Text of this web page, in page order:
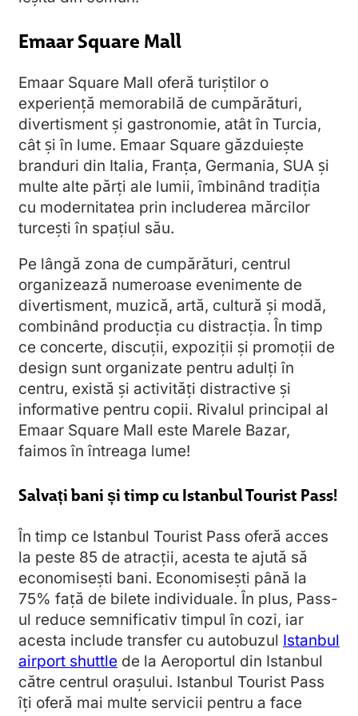
Emaar Square Mall
Emaar Square Mall oferă turiștilor o
experiență memorabilă de cumpărături,
divertisment și gastronomie, atât în Turcia,
cât și în lume. Emaar Square găzduiește
branduri din Italia, Franța, Germania, SUA și
multe alte părți ale lumii, îmbinând tradiția
cu modernitatea prin includerea mărcilor
turcești în spațiul său.
Pe lângă zona de cumpărături, centrul
organizează numeroase evenimente de
divertisment, muzică, artă, cultură și modă,
combinând producția cu distracția. În timp
ce concerte, discuții, expoziții și promoții de
design sunt organizate pentru adulți în
centru, există și activități distractive și
informative pentru copii. Rivalul principal al
Emaar Square Mall este Marele Bazar,
faimos în întreaga lume!
Salvați bani și timp cu Istanbul Tourist Pass!
În timp ce Istanbul Tourist Pass oferă acces
la peste 85 de atracții, acesta te ajută să
economisești bani. Economisești până la
75% față de bilete individuale. În plus, Pass-
ul reduce semnificativ timpul în cozi, iar
acesta include transfer cu autobuzul Istanbul
airport shuttle de la Aeroportul din Istanbul
către centrul orașului. Istanbul Tourist Pass
îți oferă mai multe servicii pentru a face